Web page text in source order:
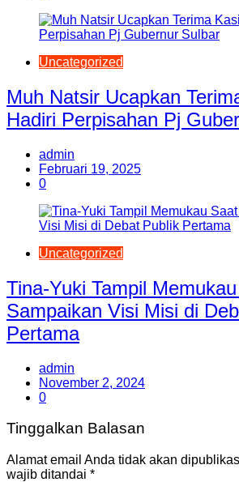
Uncategorized
Muh Natsir Ucapkan
Hadiri Perpisahan Pj
admin
Februari 19, 2025
0
Uncategorized
Tina-Yuki Tampil
Sampaikan Visi Misi di
Pertama
admin
November 2, 2024
0
Tinggalkan Balasan
Alamat email Anda tidak akan
wajib ditandai *